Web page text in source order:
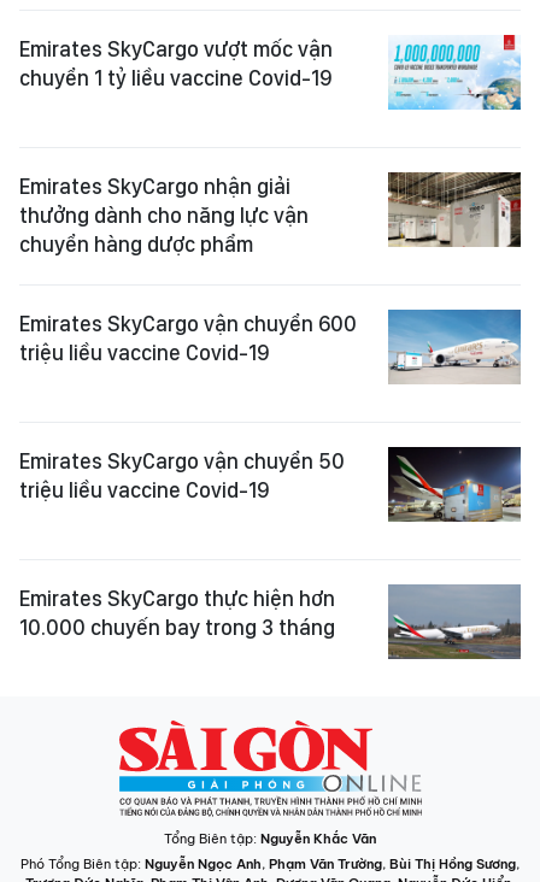
Emirates SkyCargo vượt mốc vận
chuyển 1 tỷ liều vaccine Covid-19
Emirates SkyCargo nhận giải
thưởng dành cho năng lực vận
chuyển hàng dược phẩm
Emirates SkyCargo vận chuyển 600
triệu liều vaccine Covid-19
Emirates SkyCargo vận chuyển 50
triệu liều vaccine Covid-19
Emirates SkyCargo thực hiện hơn
10.000 chuyến bay trong 3 tháng
Tổng Biên tập: Nguyễn Khắc Văn
Phó Tổng Biên tập: Nguyễn Ngọc Anh, Phạm Văn Trường, Bùi Thị Hồng Sương,